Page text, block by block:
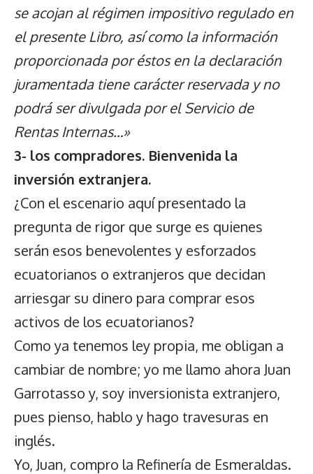
se acojan al régimen impositivo regulado en
el presente Libro, así como la información
proporcionada por éstos en la declaración
juramentada tiene carácter reservada y no
podrá ser divulgada por el Servicio de
Rentas Internas…»
3- los compradores. Bienvenida la
inversión extranjera.
¿Con el escenario aquí presentado la
pregunta de rigor que surge es quienes
serán esos benevolentes y esforzados
ecuatorianos o extranjeros que decidan
arriesgar su dinero para comprar esos
activos de los ecuatorianos?
Como ya tenemos ley propia, me obligan a
cambiar de nombre; yo me llamo ahora Juan
Garrotasso y, soy inversionista extranjero,
pues pienso, hablo y hago travesuras en
inglés.
Yo, Juan, compro la Refinería de Esmeraldas.